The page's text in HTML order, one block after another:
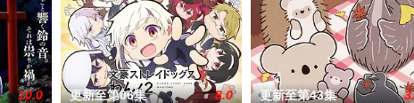
10.0 更新至第06集 8.0 更新至第43集